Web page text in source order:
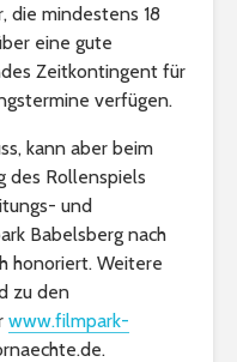
die mindestens 18
eine gute
Zeitkontingent für
verfügen.
kann aber beim
des Rollenspiels
und
Babelsberg nach
honoriert. Weitere
zu den
www.filmpark-